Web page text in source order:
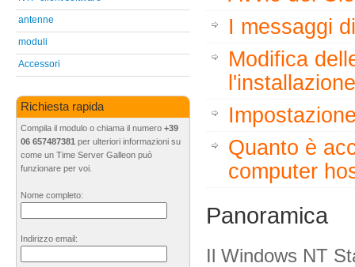
I messaggi
Modifica
l'installazione
Quanto è
computer
Panoramica
Il Windows NT
antenne
moduli
Accessori
Richiesta rapida
Compila il modulo o chiama il numero +39
06 657487381 per ulteriori informazioni su
come un Time Server Galleon può
funzionare per voi.
Nome completo:
Indirizzo email: